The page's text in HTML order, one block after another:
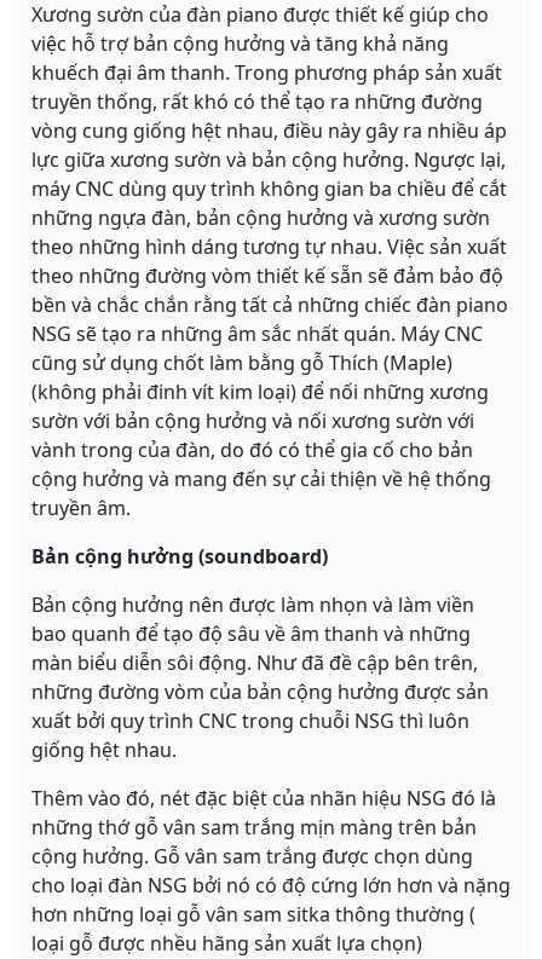
Xương sườn của đàn piano được thiết kế giúp cho
việc hỗ trợ bản cộng hưởng và tăng khả năng
khuếch đại âm thanh. Trong phương pháp sản xuất
truyền thống, rất khó có thể tạo ra những đường
vòng cung giống hệt nhau, điều này gây ra nhiều áp
lực giữa xương sườn và bản cộng hưởng. Ngược lại,
máy CNC dùng quy trình không gian ba chiều để cắt
những ngựa đàn, bản cộng hưởng và xương sườn
theo những hình dáng tương tự nhau. Việc sản xuất
theo những đường vòm thiết kế sẵn sẽ đảm bảo độ
bền và chắc chắn rằng tất cả những chiếc đàn piano
NSG sẽ tạo ra những âm sắc nhất quán. Máy CNC
cũng sử dụng chốt làm bằng gỗ Thích (Maple)
(không phải đinh vít kim loại) để nối những xương
sườn với bản cộng hưởng và nối xương sườn với
vành trong của đàn, do đó có thể gia cố cho bản
cộng hưởng và mang đến sự cải thiện về hệ thống
truyền âm.
Bản cộng hưởng (soundboard)
Bản cộng hưởng nên được làm nhọn và làm viền
bao quanh để tạo độ sâu về âm thanh và những
màn biểu diễn sôi động. Như đã đề cập bên trên,
những đường vòm của bản cộng hưởng được sản
xuất bởi quy trình CNC trong chuỗi NSG thì luôn
giống hệt nhau.
Thêm vào đó, nét đặc biệt của nhãn hiệu NSG đó là
những thớ gỗ vân sam trắng mịn màng trên bản
cộng hưởng. Gỗ vân sam trắng được chọn dùng
cho loại đàn NSG bởi nó có độ cứng lớn hơn và nặng
hơn những loại gỗ vân sam sitka thông thường (
loại gỗ được nhều hãng sản xuất lựa chọn)